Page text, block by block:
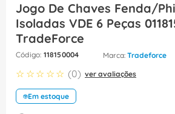
Jogo De Chaves Fenda/
Isoladas VDE 6 Peças
TradeForce
: 118150004 Tradeforce
☆ ☆ ☆ ☆ ☆ (0) ver avaliações
Em estoque